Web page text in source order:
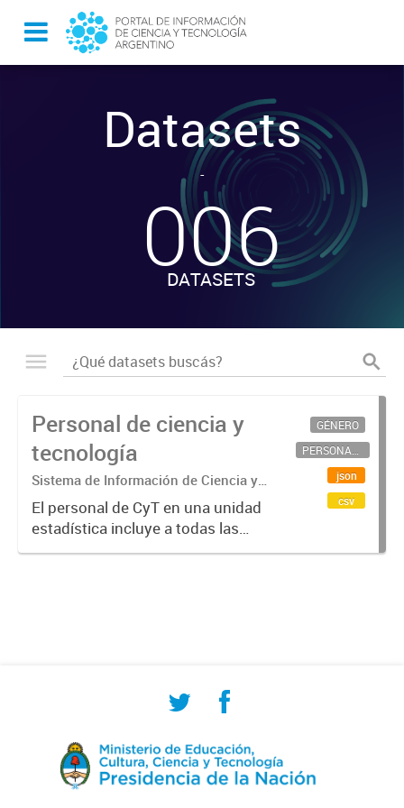
Datasets
-
006
DATASETS
Personal de ciencia y
tecnología
Sistema de Información de Ciencia y
Tecnología Argentino (SICYTAR)
El personal de CyT en una unidad
estadística incluye a todas las
personas involucradas
GÉNERO
PERSONAL CIENTÍFICO-TECNOLÓGICO
json
csv